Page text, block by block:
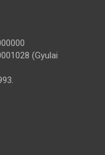
(Gyulai